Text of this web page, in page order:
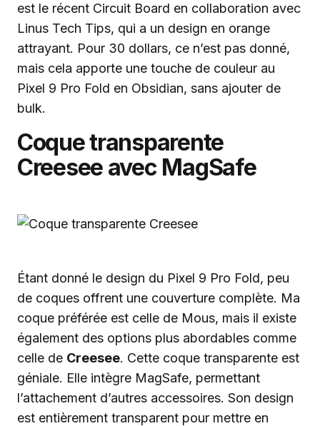
est le récent Circuit Board en collaboration avec
Linus Tech Tips, qui a un design en orange
attrayant. Pour 30 dollars, ce n’est pas donné,
mais cela apporte une touche de couleur au
Pixel 9 Pro Fold en Obsidian, sans ajouter de
bulk.
Coque transparente
Creesee avec MagSafe
Étant donné le design du Pixel 9 Pro Fold, peu
de coques offrent une couverture complète. Ma
coque préférée est celle de Mous, mais il existe
également des options plus abordables comme
celle de Creesee. Cette coque transparente est
géniale. Elle intègre MagSafe, permettant
l’attachement d’autres accessoires. Son design
est entièrement transparent pour mettre en